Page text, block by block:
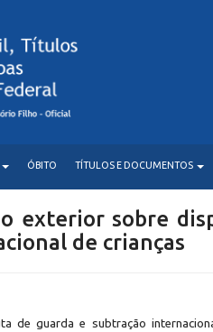
ÓBITO TÍTULOS E DOCUMENTOS
exterior sobre
de crianças
de guarda e subtração